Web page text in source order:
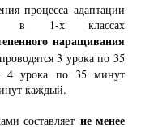
процесса адаптации
в 1-х классах
наращивания
3 урока по 35
4 урока по 35 минут
каждый.
составляет не менее